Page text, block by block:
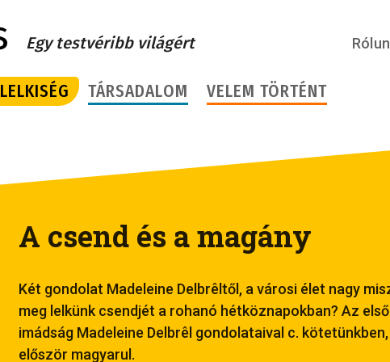
Egy testvéribb világért
LELKISÉG TÁRSADALOM VELEM TÖRTÉNT
A csend és a magány
Két gondolat Madeleine Delbrêltől, a városi élet nagy
meg lelkünk csendjét a rohanó hétköznapokban? Az
imádság Madeleine Delbrêl gondolataival c.
először magyarul.